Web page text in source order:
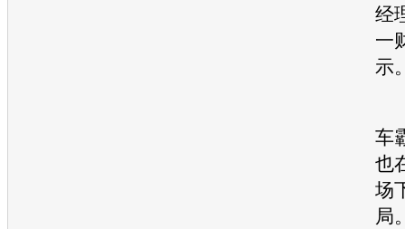
经
一
示
车
也
场
局